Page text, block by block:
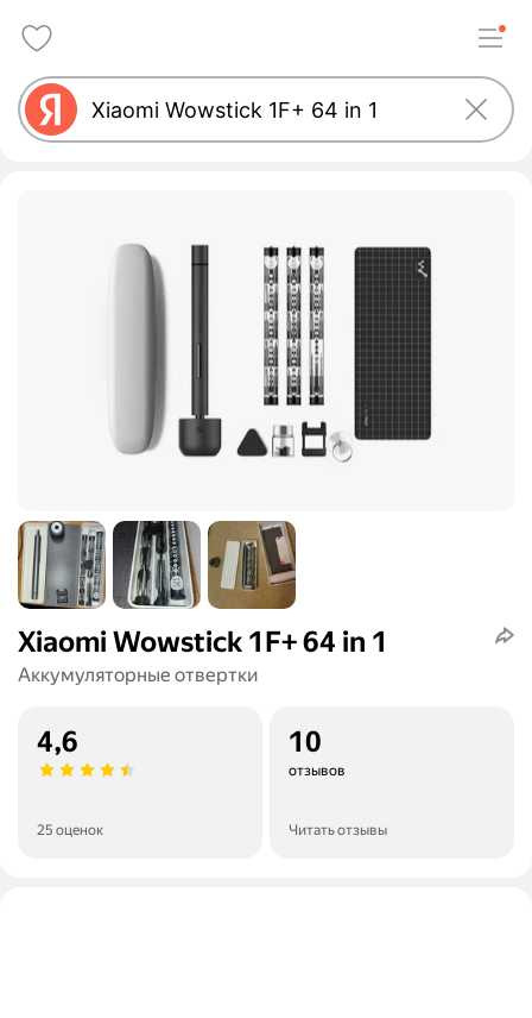
Xiaomi Wowstick 1F+ 64 in 1
Аккумуляторные отвертки
4,6
25 оценок
10
отзывов
Читать отзывы